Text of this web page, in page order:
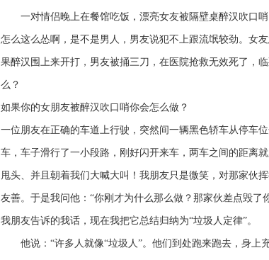
一对情侣晚上在餐馆吃饭，漂亮女友被隔壁桌醉汉吹口哨
怎么这么怂啊，是不是男人，男友说犯不上跟流氓较劲。女
果醉汉围上来开打，男友被捅三刀，在医院抢救无效死了，
么？
如果你的女朋友被醉汉吹口哨你会怎么做？
一位朋友在正确的车道上行驶，突然间一辆黑色轿车从停车
车，车子滑行了一小段路，刚好闪开来车，两车之间的距离
甩头、并且朝着我们大喊大叫！我朋友只是微笑，对那家伙
友善。于是我问他：“你刚才为什么那么做？那家伙差点毁了
我朋友告诉的我话，现在我把它总结归纳为“垃圾人定律”。
他说：“许多人就像“垃圾人”。他们到处跑来跑去，身上